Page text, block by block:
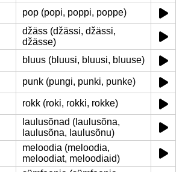
pop (popi, poppi, poppe)
džäss (džässi, džässi,
džässe)
bluus (bluusi, bluusi, bluuse)
punk (pungi, punki, punke)
rokk (roki, rokki, rokke)
laulusõnad (laulusõna,
laulusõna, laulusõnu)
meloodia (meloodia,
meloodiat, meloodiaid)